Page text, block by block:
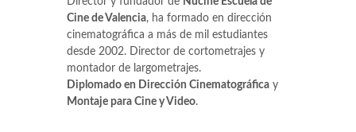
Cine de Valencia, ha formado en dirección
cinematográfica a más de mil estudiantes
desde 2002. Director de cortometrajes y
montador de largometrajes.
Diplomado en Dirección Cinematográfica y
Montaje para Cine y Video.